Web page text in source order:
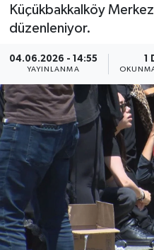
Küçükbakkalköy
düzenleniyor.
04.06.2026 - 14:55
YAYINLANMA
1
Magazin
Resmi Reklam
Röportajlar